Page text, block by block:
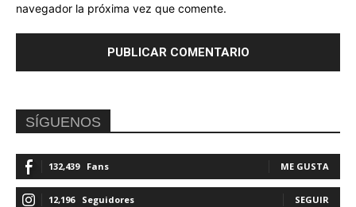
navegador la próxima vez que comente.
SÍGUENOS
132,439 Fans ME GUSTA
12,196 Seguidores SEGUIR